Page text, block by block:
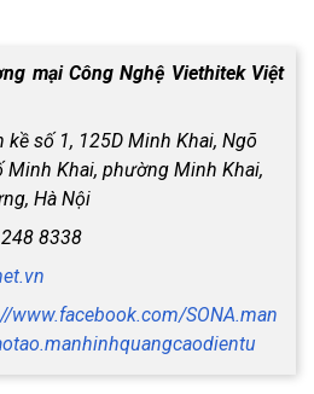
mại Công Nghệ Viethitek Việt
kề số 1, 125D Minh Khai, Ngõ
Minh Khai, phường Minh Khai,
Hà Nội
8338
www.facebook.com/SONA.man